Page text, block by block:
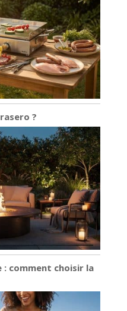
?
: comment choisir la